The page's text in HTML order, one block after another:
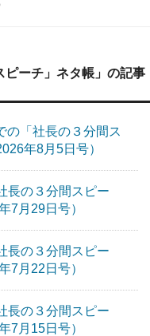
ピーチ」ネタ帳」の記事
の「社長の３分間ス
年8月5日号）
長の３分間スピー
7月29日号）
長の３分間スピー
7月22日号）
長の３分間スピー
7月15日号）